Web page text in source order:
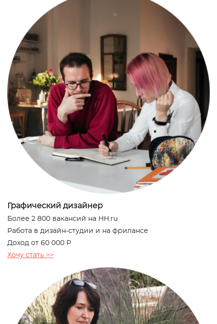
Графический дизайнер
Более 2 800 вакансий на HH.ru
Работа в дизайн-студии и на фрилансе
Доход от 60 000 Р
Хочу стать >>